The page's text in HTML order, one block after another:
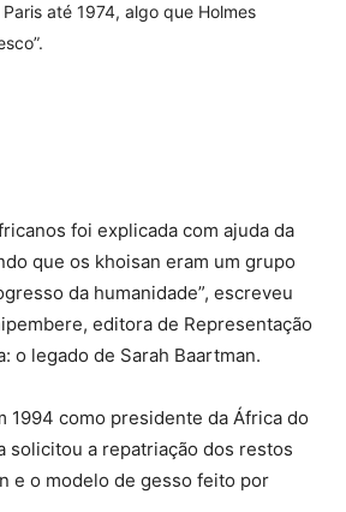
até 1974, algo que Holmes
foi explicada com ajuda da
que os khoisan eram um grupo
da humanidade”, escreveu
editora de Representação
o legado de Sarah Baartman.
1994 como presidente da África do
solicitou a repatriação dos restos
e o modelo de gesso feito por